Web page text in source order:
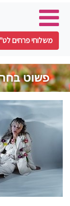
משלוחי פרחים